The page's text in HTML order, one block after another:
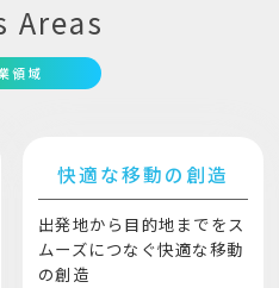
Areas
領域
快適な移動の創造
出発地から目的地までをス
ムーズにつなぐ快適な移動
の創造